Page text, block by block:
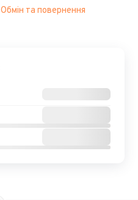
Обмін та повернення